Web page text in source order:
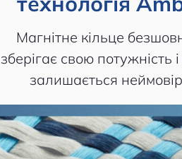
Магнітне кільце
зберігає свою потужність
залишається